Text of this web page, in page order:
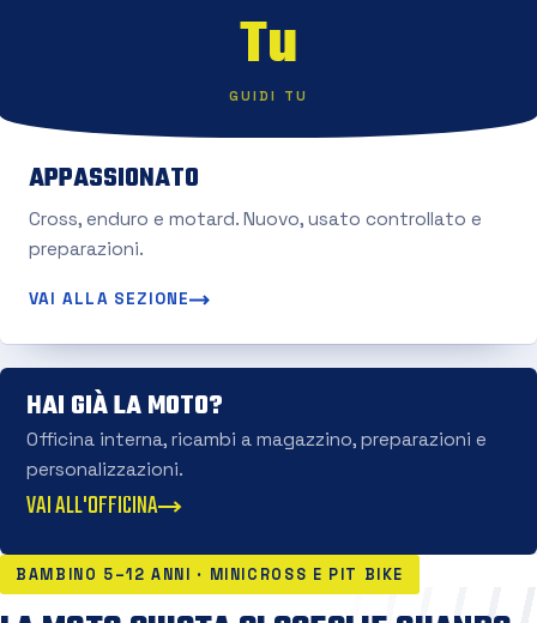
Tu
GUIDI TU
APPASSIONATO
Cross, enduro e motard. Nuovo, usato controllato e
preparazioni.
VAI ALLA SEZIONE
HAI GIÀ LA MOTO?
Officina interna, ricambi a magazzino, preparazioni e
personalizzazioni.
VAI ALL'OFFICINA
BAMBINO 5–12 ANNI · MINICROSS E PIT BIKE